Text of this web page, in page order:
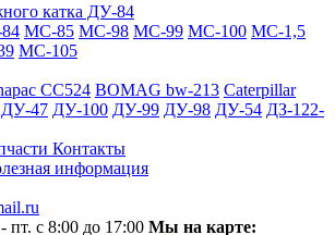
катка ДУ-84
МС-85 МС-98 МС-99 МС-100 МС-1,5
МС-105
СС524 BOMAG bw-213 Caterpillar
ДУ-47 ДУ-100 ДУ-99 ДУ-98 ДУ-54 ДЗ-122-
Контакты
информация
пт. с 8:00 до 17:00 Мы на карте: